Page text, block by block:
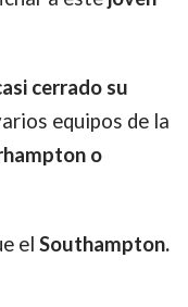
cerrado su
equipos de la
o
el Southampton.